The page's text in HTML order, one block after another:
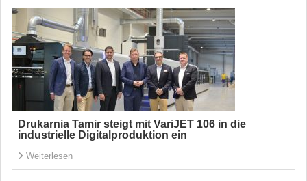
Drukarnia Tamir steigt mit VariJET 106 in die
industrielle Digitalproduktion ein
Weiterlesen